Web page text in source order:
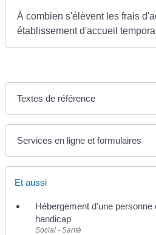
À combien s'élèvent les frais
établissement d'accueil
Textes de référence
Services en ligne et formulaires
Et aussi
Hébergement d'une personne
handicap
Social - Santé